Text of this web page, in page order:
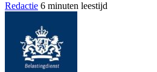
Redactie 6 minuten leestijd